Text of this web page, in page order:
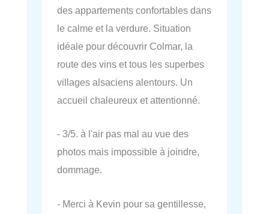
des appartements confortables dans
le calme et la verdure. Situation
idéale pour découvrir Colmar, la
route des vins et tous les superbes
villages alsaciens alentours. Un
accueil chaleureux et attentionné.
- 3/5. à l'air pas mal au vue des
photos mais impossible à joindre,
dommage.
- Merci à Kevin pour sa gentillesse,